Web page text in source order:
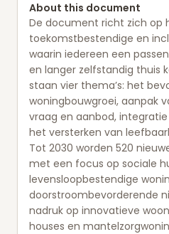
About this document
De document richt zich op
toekomstbestendige en
waarin iedereen een
en langer zelfstandig thuis
staan vier thema’s: het
woningbouwgroei, aanpak
vraag en aanbod,
het versterken van
Tot 2030 worden 520
met een focus op sociale
levensloopbestendige
doorstroombevorderende
nadruk op innovatieve
houses en